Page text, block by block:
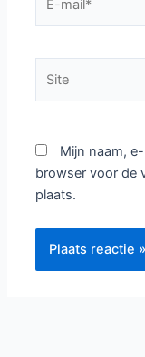
mail*
Mijn naam,
browser voor de
plaats.